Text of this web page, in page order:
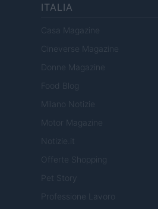
ITALIA
Casa Magazine
Cineverse Magazine
Donne Magazine
Food Blog
Milano Notizie
Motor Magazine
Notizie.it
Offerte Shopping
Pet Story
Professione Lavoro